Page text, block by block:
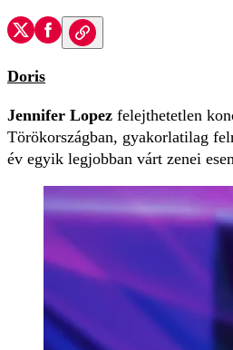
Doris
Jennifer Lopez felejthetetlen
Törökországban, gyakorlatilag
év egyik legjobban várt zenei